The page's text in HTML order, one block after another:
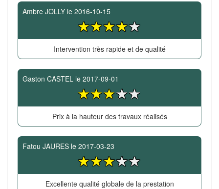
Ambre JOLLY le 2016-10-15
Intervention très rapide et de qualité
Gaston CASTEL le 2017-09-01
Prix à la hauteur des travaux réalisés
Fatou JAURES le 2017-03-23
Excellente qualité globale de la prestation